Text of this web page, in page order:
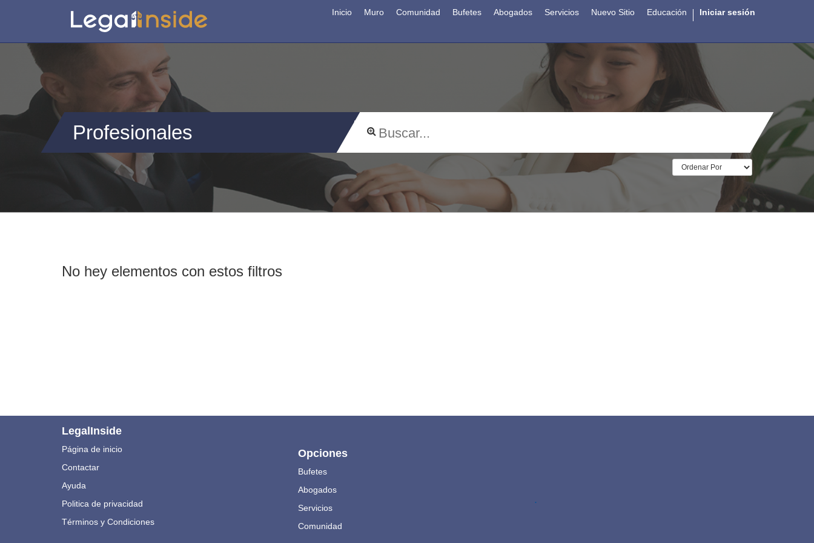
Inicio Muro Comunidad Bufetes Abogados Servicios Nuevo Sitio Educación Iniciar sesión
Profesionales
No hey elementos con estos filtros
LegalInside
Página de inicio
Contactar
Ayuda
Politica de privacidad
Términos y Condiciones
Opciones
Bufetes
Abogados
Servicios
Comunidad
.